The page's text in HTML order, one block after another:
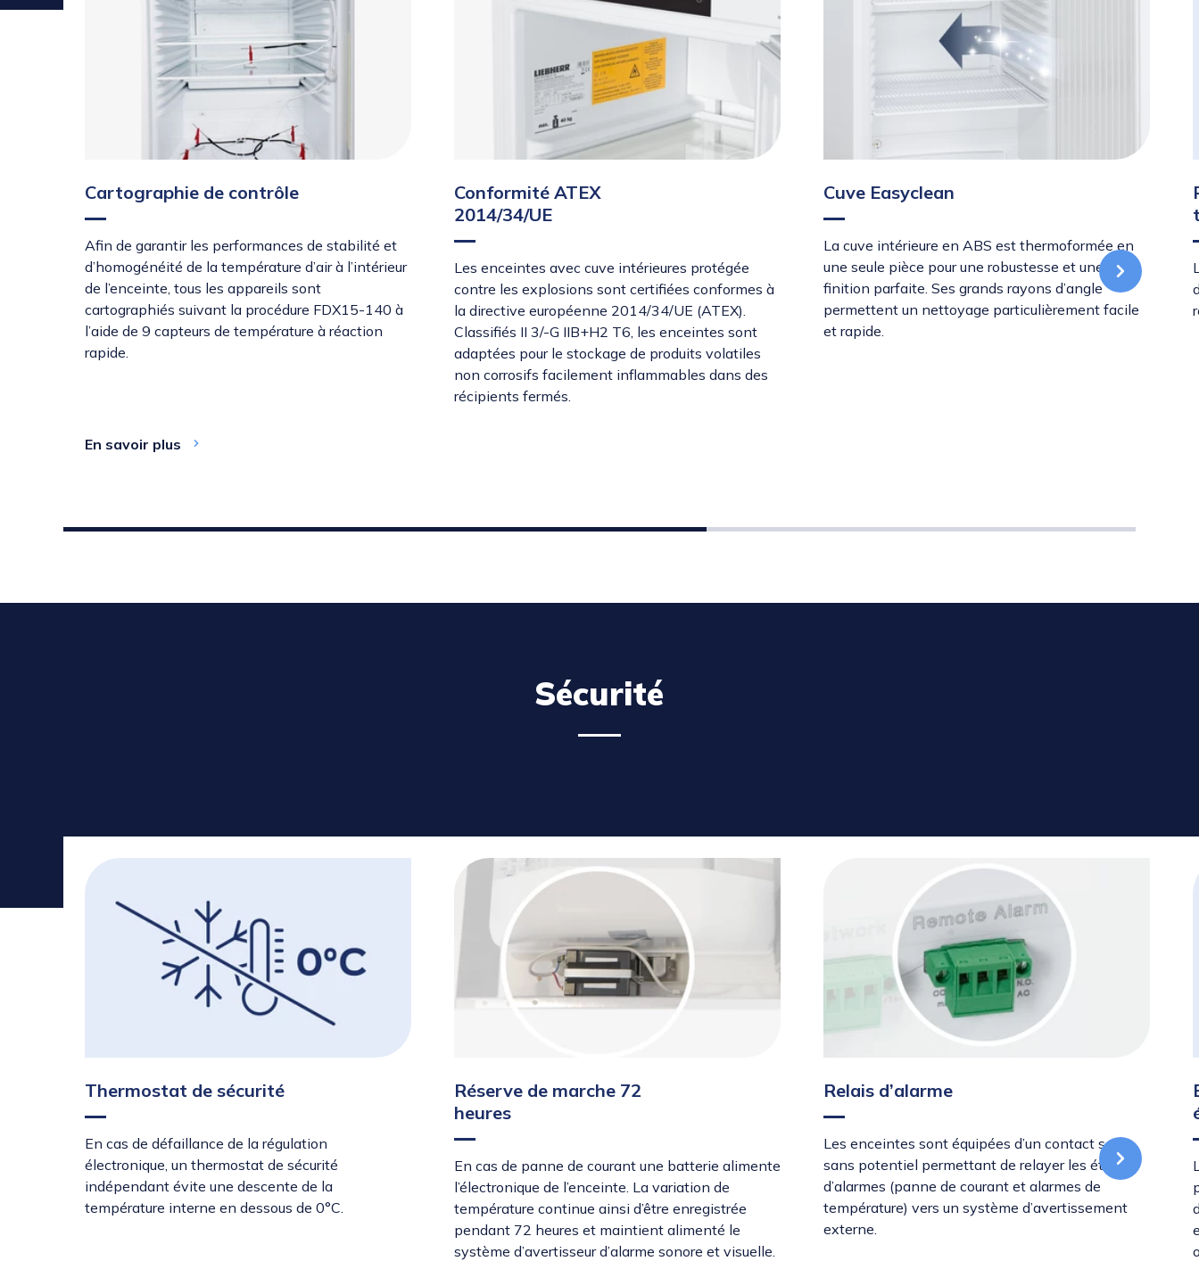
Cartographie de contrôle
Afin de garantir les performances de stabilité et
d’homogénéité de la température d’air à l’intérieur
de l’enceinte, tous les appareils sont
cartographiés suivant la procédure FDX15-140 à
l’aide de 9 capteurs de température à réaction
rapide.
En savoir plus
Conformité ATEX
2014/34/UE
Les enceintes avec cuve intérieures protégée
contre les explosions sont certifiées conformes à
la directive européenne 2014/34/UE (ATEX).
Classifiés II 3/-G IIB+H2 T6, les enceintes sont
adaptées pour le stockage de produits volatiles
non corrosifs facilement inflammables dans des
récipients fermés.
Cuve Easyclean
La cuve intérieure en ABS est thermoformée en
une seule pièce pour une robustesse et une
finition parfaite. Ses grands rayons d’angle
permettent un nettoyage particulièrement facile
et rapide.
Sécurité
Thermostat de sécurité
En cas de défaillance de la régulation
électronique, un thermostat de sécurité
indépendant évite une descente de la
température interne en dessous de 0°C.
Réserve de marche 72
heures
En cas de panne de courant une batterie alimente
l’électronique de l’enceinte. La variation de
température continue ainsi d’être enregistrée
pendant 72 heures et maintient alimenté le
système d’avertisseur d’alarme sonore et visuelle.
Relais d’alarme
Les enceintes sont équipées d’un contact sec
sans potentiel permettant de relayer les états
d’alarmes (panne de courant et alarmes de
température) vers un système d’avertissement
externe.